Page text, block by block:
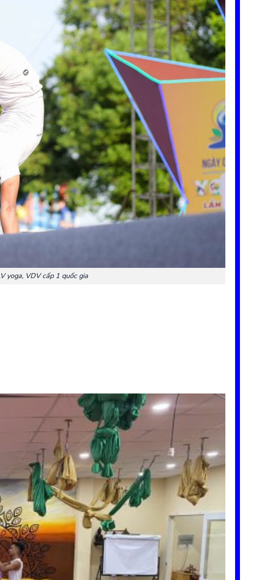
yoga, VDV cấp 1 quốc gia